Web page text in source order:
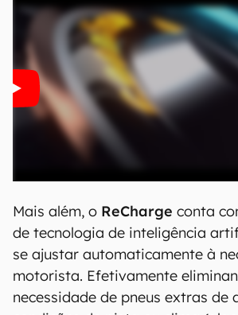
Mais além, o ReCharge conta
de tecnologia de inteligência
se ajustar automaticamente à
motorista. Efetivamente
necessidade de pneus extras de